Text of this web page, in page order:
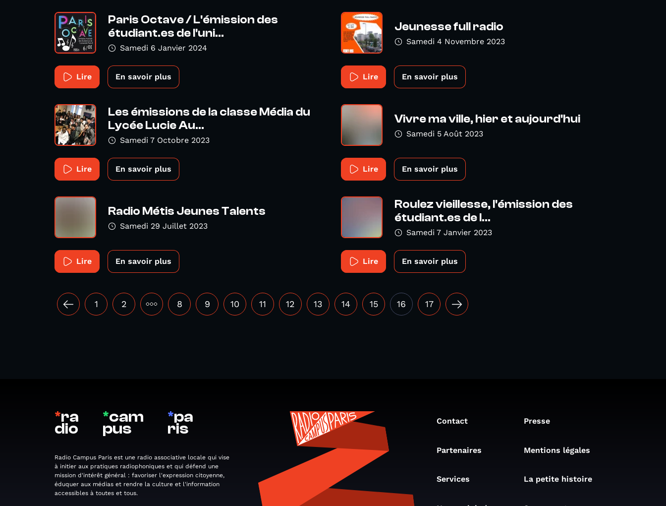
Paris Octave / L'émission des
étudiant.es de l'uni...
Samedi 6 Janvier 2024
Lire En savoir plus
Jeunesse full radio
Samedi 4 Novembre 2023
Lire En savoir plus
Les émissions de la classe Média du
Lycée Lucie Au...
Samedi 7 Octobre 2023
Lire En savoir plus
Vivre ma ville, hier et aujourd'hui
Samedi 5 Août 2023
Lire En savoir plus
Radio Métis Jeunes Talents
Samedi 29 Juillet 2023
Lire En savoir plus
Roulez vieillesse, l'émission des
étudiant.es de l...
Samedi 7 Janvier 2023
Lire En savoir plus
1 2 ••• 8 9 10 11 12 13 14 15 16 17
*ra
dio
*cam
pus
*pa
ris
Radio Campus Paris est une radio associative locale qui vise
à initier aux pratiques radiophoniques et qui défend une
mission d'intérêt général : favoriser l'expression citoyenne,
éduquer aux médias et rendre la culture et l'information
accessibles à toutes et tous.
Contact Presse
Partenaires Mentions légales
Services La petite histoire